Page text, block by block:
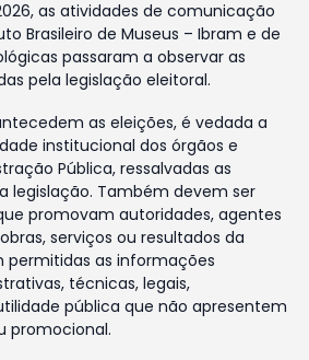
as atividades de comunicação
Brasileiro de Museus – Ibram e de
passaram a observar as
pela legislação eleitoral.
as eleições, é vedada a
institucional dos órgãos e
Pública, ressalvadas as
legislação. Também devem ser
promovam autoridades, agentes
serviços ou resultados da
permitidas as informações
técnicas, legais,
pública que não apresentem
promocional.